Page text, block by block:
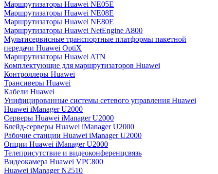
Маршрутизаторы Huawei NE05E
Маршрутизаторы Huawei NE08E
Маршрутизаторы Huawei NE80E
Маршрутизаторы Huawei NetEngine A800
Мультисервисные транспортные платформы пакетной
передачи Huawei OptiX
Маршрутизаторы Huawei ATN
Комплектующие для маршрутизаторов Huawei
Контроллеры Huawei
Трансиверы Huawei
Кабели Huawei
Унифицированные системы сетевого управления Huawei
Huawei iManager U2000
Серверы Huawei iManager U2000
Блейд-серверы Huawei iManager U2000
Рабочие станции Huawei iManager U2000
Опции Huawei iManager U2000
Телеприсутствие и видеоконференцсвязь
Видеокамера Huawei VPC800
Huawei iManager N2510